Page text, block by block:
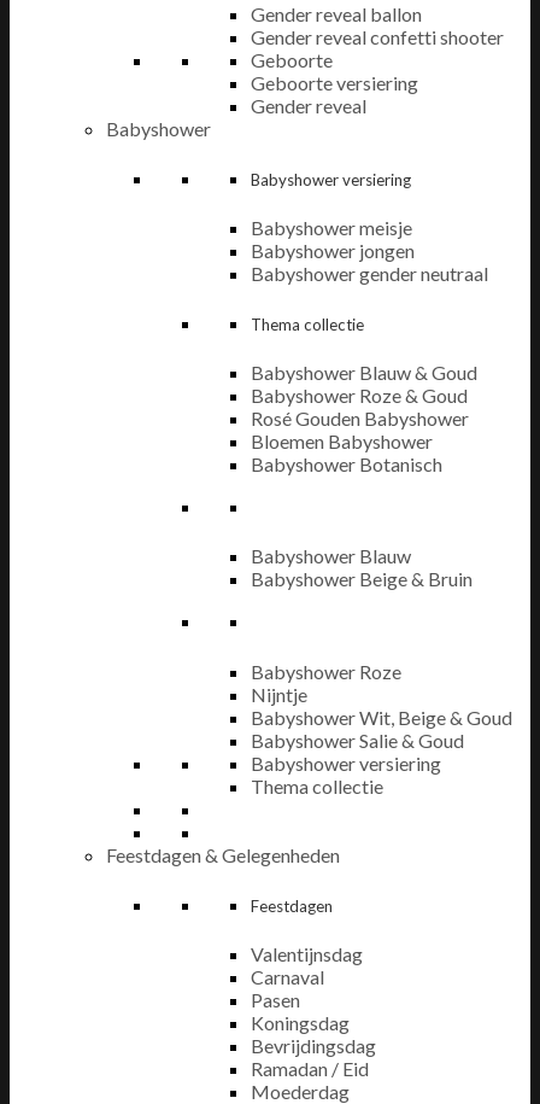
Gender reveal ballon
Gender reveal confetti shooter
Geboorte
Geboorte versiering
Gender reveal
Babyshower
Babyshower versiering
Babyshower meisje
Babyshower jongen
Babyshower gender neutraal
Thema collectie
Babyshower Blauw & Goud
Babyshower Roze & Goud
Rosé Gouden Babyshower
Bloemen Babyshower
Babyshower Botanisch
Babyshower Blauw
Babyshower Beige & Bruin
Babyshower Roze
Nijntje
Babyshower Wit, Beige & Goud
Babyshower Salie & Goud
Babyshower versiering
Thema collectie
Feestdagen & Gelegenheden
Feestdagen
Valentijnsdag
Carnaval
Pasen
Koningsdag
Bevrijdingsdag
Ramadan / Eid
Moederdag